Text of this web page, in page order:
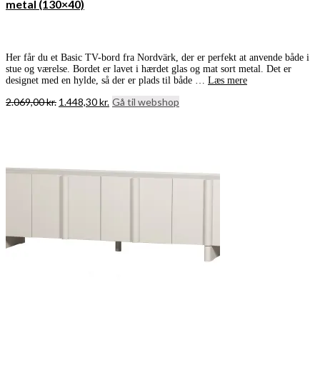
metal (130×40)
Her får du et Basic TV-bord fra Nordvärk, der er perfekt at anvende både i
stue og værelse. Bordet er lavet i hærdet glas og mat sort metal. Det er
designet med en hylde, så der er plads til både … Læs mere
2.069,00kr. Den
1.448,30kr. Den
Gå til webshop